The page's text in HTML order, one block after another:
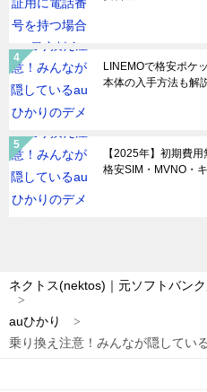
LINEMOで格安ポケ
本体の入手方法も解
【2025年】初期費
格安SIM・MVNO・
ネクトス(nektos)｜元ソフトバン
auひかり
乗り換え注意！みんなが隠してい